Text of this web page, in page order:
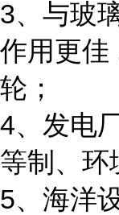
3、与玻
作用更佳
轮；
4、发电
等制、环
5、海洋